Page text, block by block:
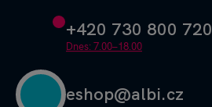
+420 730 800 720
Dnes: 7.00–18.00
eshop@albi.cz